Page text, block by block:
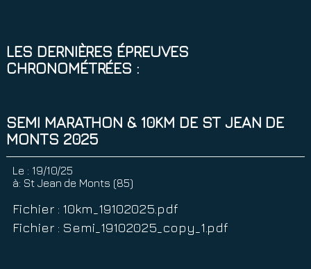
LES DERNIÈRES ÉPREUVES
CHRONOMÉTRÉES :
SEMI MARATHON & 10KM DE ST JEAN DE
MONTS 2025
Le : 19/10/25
à: St Jean de Monts (85)
Fichier : 10km_19102025.pdf
Fichier : Semi_19102025_copy_1.pdf